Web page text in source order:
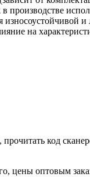
производстве
на
код
цены оптовым